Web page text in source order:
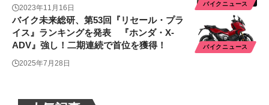
バイクニュース
2023年11月16日
バイクニュース
バイク未来総研、第53回『リセール・プラ
イス』ランキングを発表 『ホンダ・X-
ADV』強し！二期連続で首位を獲得！
2025年7月28日